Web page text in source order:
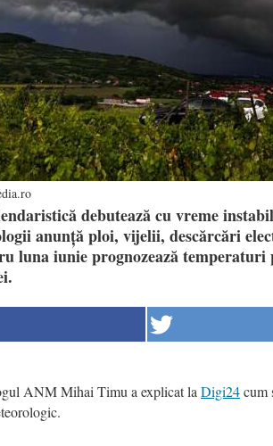
debutează cu vreme
anunță ploi, vijelii, descărcări
luna iunie prognozează temperaturi
ANM Mihai Timu a explicat la Digi24cum